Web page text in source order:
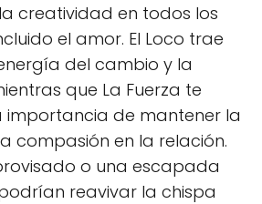
creatividad en todos los
el amor. El Loco trae
del cambio y la
que La Fuerza te
importancia de mantener la
compasión en la relación.
o una escapada
reavivar la chispa